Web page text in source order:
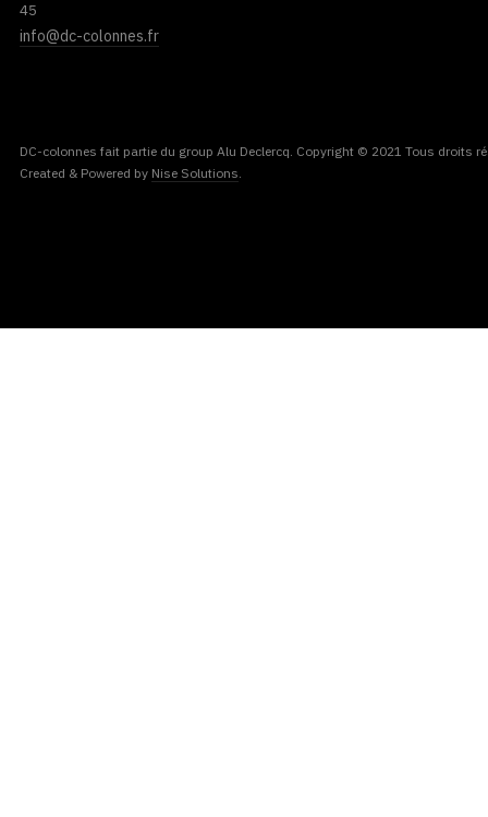
45
info@dc-colonnes.fr
DC-colonnes fait partie du group Alu Declercq. Copyright © 2021 Tous droits
Created & Powered by Nise Solutions.